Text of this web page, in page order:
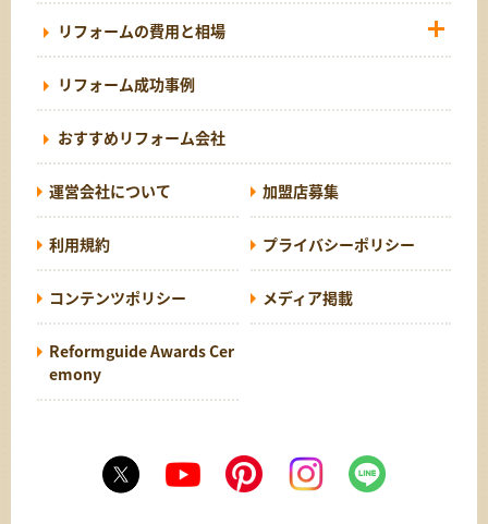
リフォームの費用と相場
リフォーム成功事例
おすすめリフォーム会社
運営会社について 加盟店募集
利用規約 プライバシーポリシー
コンテンツポリシー メディア掲載
Reformguide Awards Cer
emony